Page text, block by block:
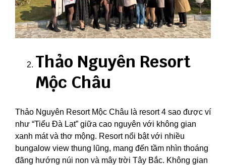
Thảo Nguyên Resort
Mộc Châu
Thảo Nguyên Resort Mộc Châu là resort 4 sao được ví
như “Tiểu Đà Lạt” giữa cao nguyên với không gian
xanh mát và thơ mộng. Resort nổi bật với nhiều
bungalow view thung lũng, mang đến tầm nhìn thoáng
đãng hướng núi non và mây trời Tây Bắc. Không gian